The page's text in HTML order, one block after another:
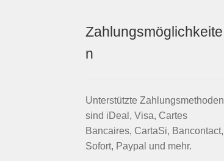
Zahlungsmöglichkeite
n
Unterstützte Zahlungsmethoden
sind iDeal, Visa, Cartes
Bancaires, CartaSi, Bancontact,
Sofort, Paypal und mehr.